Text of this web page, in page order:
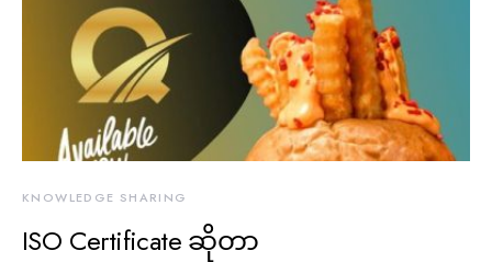
KNOWLEDGE SHARING
ISO Certificate ဆိုတာ